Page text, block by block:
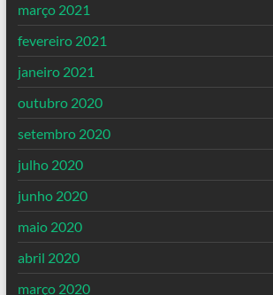
março 2021
fevereiro 2021
janeiro 2021
outubro 2020
setembro 2020
julho 2020
junho 2020
maio 2020
abril 2020
março 2020